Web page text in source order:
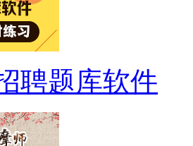
聘题库软件